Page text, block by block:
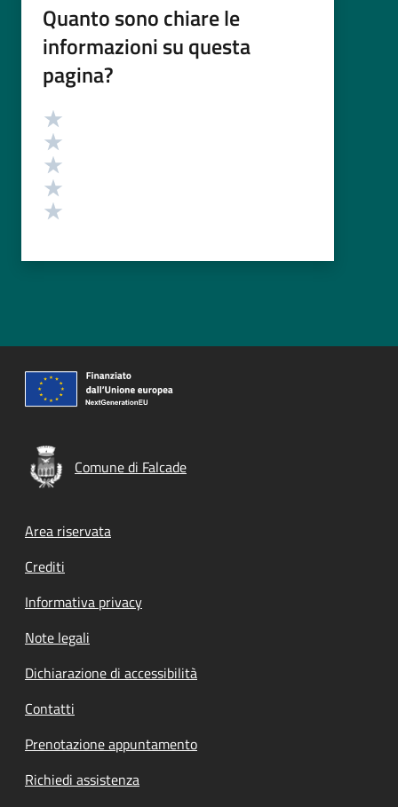
Quanto sono chiare le
informazioni su questa
pagina?
Valutazione
Comune di Falcade
Footer menu
Area riservata
Crediti
Informativa privacy
Note legali
Dichiarazione di accessibilità
Contatti
Prenotazione appuntamento
Richiedi assistenza